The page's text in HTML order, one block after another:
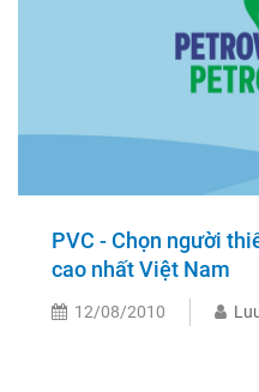
PVC - Chọn người
cao nhất Việt Nam
12/08/2010